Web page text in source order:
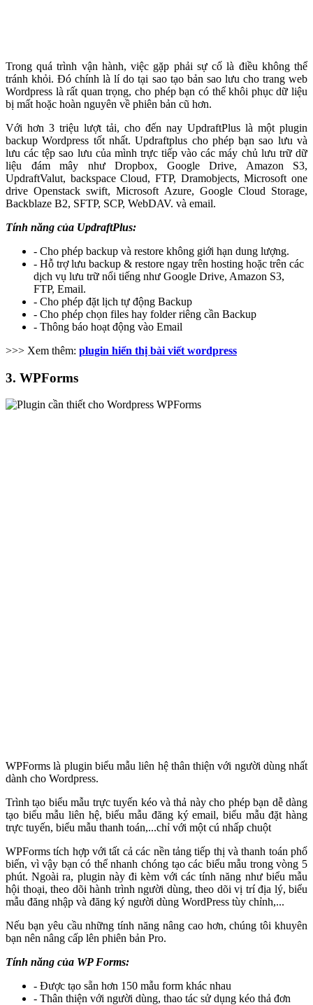
Trong quá trình vận hành, việc gặp phải sự cố là điều không thể
tránh khỏi. Đó chính là lí do tại sao tạo bản sao lưu cho trang web
Wordpress là rất quan trọng, cho phép bạn có thể khôi phục dữ liệu
bị mất hoặc hoàn nguyên về phiên bản cũ hơn.
Với hơn 3 triệu lượt tải, cho đến nay UpdraftPlus là một plugin
backup Wordpress tốt nhất. Updraftplus cho phép bạn sao lưu và
lưu các tệp sao lưu của mình trực tiếp vào các máy chủ lưu trữ dữ
liệu đám mây như Dropbox, Google Drive, Amazon S3,
UpdraftValut, backspace Cloud, FTP, Dramobjects, Microsoft one
drive Openstack swift, Microsoft Azure, Google Cloud Storage,
Backblaze B2, SFTP, SCP, WebDAV. và email.
Tính năng của UpdraftPlus:
- Cho phép backup và restore không giới hạn dung lượng.
- Hỗ trợ lưu backup & restore ngay trên hosting hoặc trên các
dịch vụ lưu trữ nổi tiếng như Google Drive, Amazon S3,
FTP, Email.
- Cho phép đặt lịch tự động Backup
- Cho phép chọn files hay folder riêng cần Backup
- Thông báo hoạt động vào Email
>>> Xem thêm: plugin hiển thị bài viết wordpress
3. WPForms
WPForms là plugin biểu mẫu liên hệ thân thiện với người dùng nhất
dành cho Wordpress.
Trình tạo biểu mẫu trực tuyến kéo và thả này cho phép bạn dễ dàng
tạo biểu mẫu liên hệ, biểu mẫu đăng ký email, biểu mẫu đặt hàng
trực tuyến, biểu mẫu thanh toán,...chỉ với một cú nhấp chuột
WPForms tích hợp với tất cả các nền tảng tiếp thị và thanh toán phổ
biến, vì vậy bạn có thể nhanh chóng tạo các biểu mẫu trong vòng 5
phút. Ngoài ra, plugin này đi kèm với các tính năng như biểu mẫu
hội thoại, theo dõi hành trình người dùng, theo dõi vị trí địa lý, biểu
mẫu đăng nhập và đăng ký người dùng WordPress tùy chỉnh,...
Nếu bạn yêu cầu những tính năng nâng cao hơn, chúng tôi khuyên
bạn nên nâng cấp lên phiên bản Pro.
Tính năng của WP Forms:
- Được tạo sẵn hơn 150 mẫu form khác nhau
- Thân thiện với người dùng, thao tác sử dụng kéo thả đơn